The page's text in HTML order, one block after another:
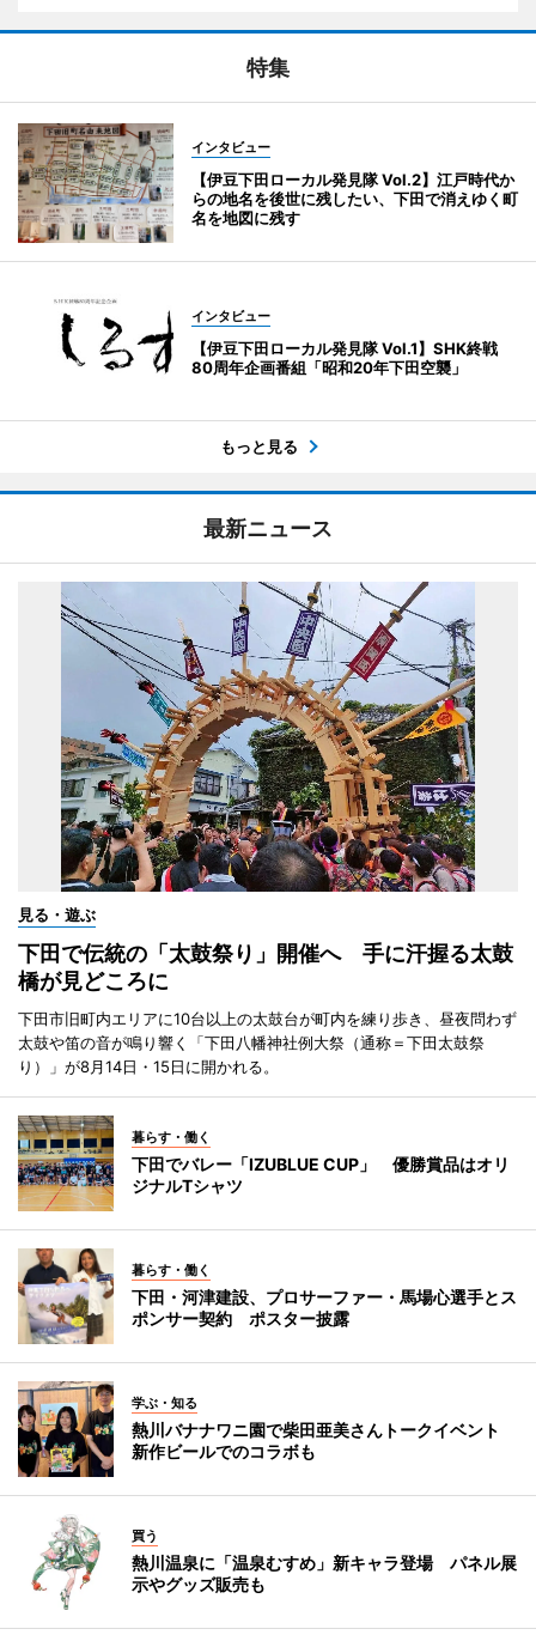
特集
インタビュー
【伊豆下田ローカル発見隊 Vol.2】江戸時代か
らの地名を後世に残したい、下田で消えゆく町
名を地図に残す
インタビュー
【伊豆下田ローカル発見隊 Vol.1】SHK終戦
80周年企画番組「昭和20年下田空襲」
もっと見る
最新ニュース
見る・遊ぶ
下田で伝統の「太鼓祭り」開催へ 手に汗握る太鼓
橋が見どころに
下田市旧町内エリアに10台以上の太鼓台が町内を練り歩き、昼夜問わず
太鼓や笛の音が鳴り響く「下田八幡神社例大祭（通称＝下田太鼓祭
り）」が8月14日・15日に開かれる。
暮らす・働く
下田でバレー「IZUBLUE CUP」 優勝賞品はオリ
ジナルTシャツ
暮らす・働く
下田・河津建設、プロサーファー・馬場心選手とス
ポンサー契約 ポスター披露
学ぶ・知る
熱川バナナワニ園で柴田亜美さんトークイベント
新作ビールでのコラボも
買う
熱川温泉に「温泉むすめ」新キャラ登場 パネル展
示やグッズ販売も